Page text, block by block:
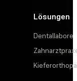
Lösungen
Dentallabore